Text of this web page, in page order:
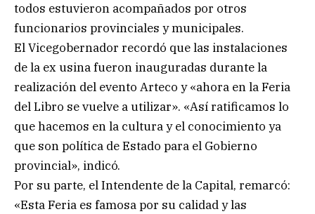
todos estuvieron acompañados por otros
funcionarios provinciales y municipales.
El Vicegobernador recordó que las instalaciones
de la ex usina fueron inauguradas durante la
realización del evento Arteco y «ahora en la Feria
del Libro se vuelve a utilizar». «Así ratificamos lo
que hacemos en la cultura y el conocimiento ya
que son política de Estado para el Gobierno
provincial», indicó.
Por su parte, el Intendente de la Capital, remarcó:
«Esta Feria es famosa por su calidad y las